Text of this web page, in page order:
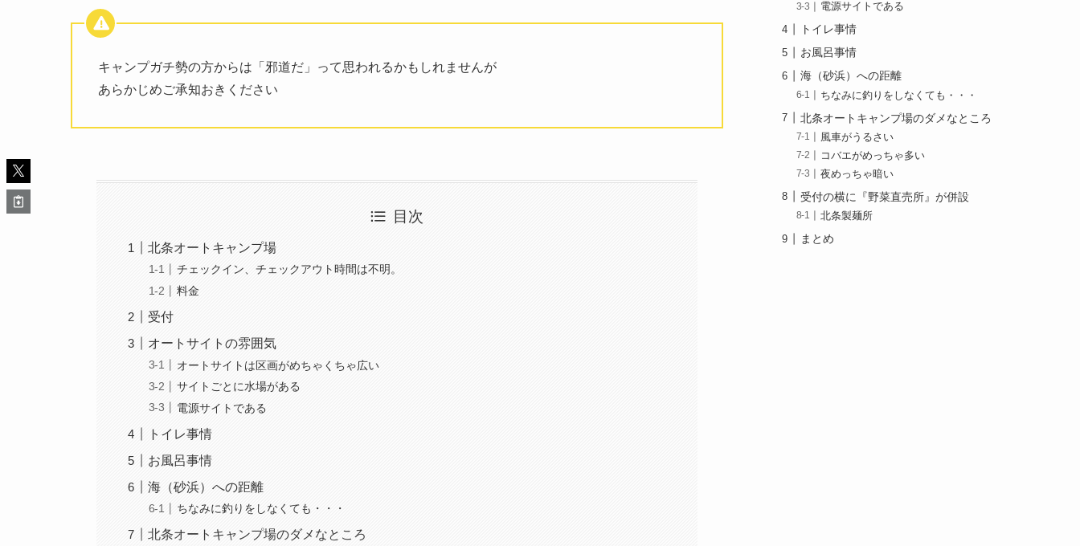
キャンプガチ勢の方からは「邪道だ」って思われるかもしれませんが
あらかじめご承知おきください
目次
北条オートキャンプ場
チェックイン、チェックアウト時間は不明。
料金
受付
オートサイトの雰囲気
オートサイトは区画がめちゃくちゃ広い
サイトごとに水場がある
電源サイトである
トイレ事情
お風呂事情
海（砂浜）への距離
ちなみに釣りをしなくても・・・
北条オートキャンプ場のダメなところ
電源サイトである
トイレ事情
お風呂事情
海（砂浜）への距離
ちなみに釣りをしなくても・・・
北条オートキャンプ場のダメなところ
風車がうるさい
コバエがめっちゃ多い
夜めっちゃ暗い
受付の横に『野菜直売所』が併設
北条製麺所
まとめ